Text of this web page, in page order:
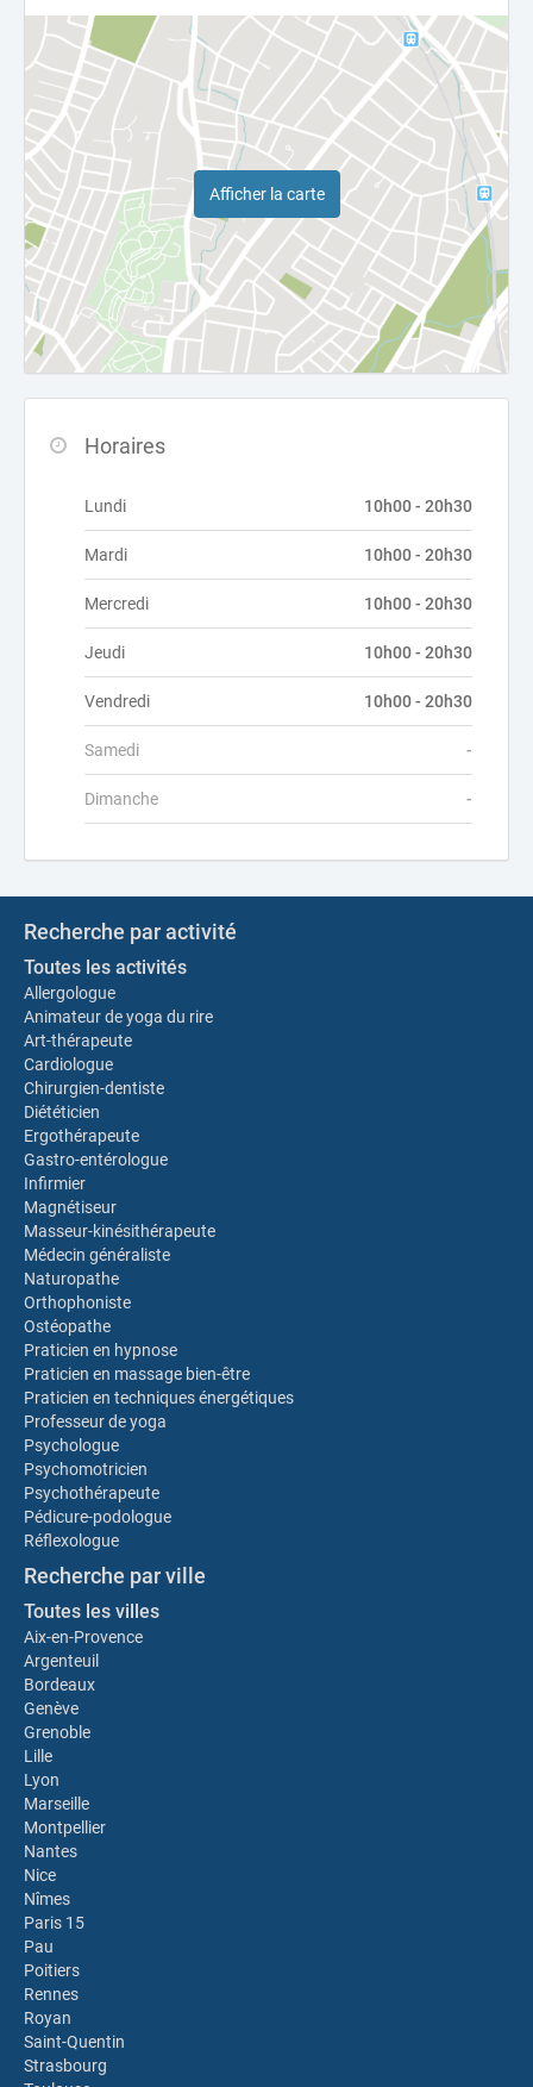
Afficher la carte
Horaires
Lundi 10h00 - 20h30
Mardi 10h00 - 20h30
Mercredi 10h00 - 20h30
Jeudi 10h00 - 20h30
Vendredi 10h00 - 20h30
Samedi -
Dimanche -
Recherche par activité
Toutes les activités
Allergologue
Animateur de yoga du rire
Art-thérapeute
Cardiologue
Chirurgien-dentiste
Diététicien
Ergothérapeute
Gastro-entérologue
Infirmier
Magnétiseur
Masseur-kinésithérapeute
Médecin généraliste
Naturopathe
Orthophoniste
Ostéopathe
Praticien en hypnose
Praticien en massage bien-être
Praticien en techniques énergétiques
Professeur de yoga
Psychologue
Psychomotricien
Psychothérapeute
Pédicure-podologue
Réflexologue
Recherche par ville
Toutes les villes
Aix-en-Provence
Argenteuil
Bordeaux
Genève
Grenoble
Lille
Lyon
Marseille
Montpellier
Nantes
Nice
Nîmes
Paris 15
Pau
Poitiers
Rennes
Royan
Saint-Quentin
Strasbourg